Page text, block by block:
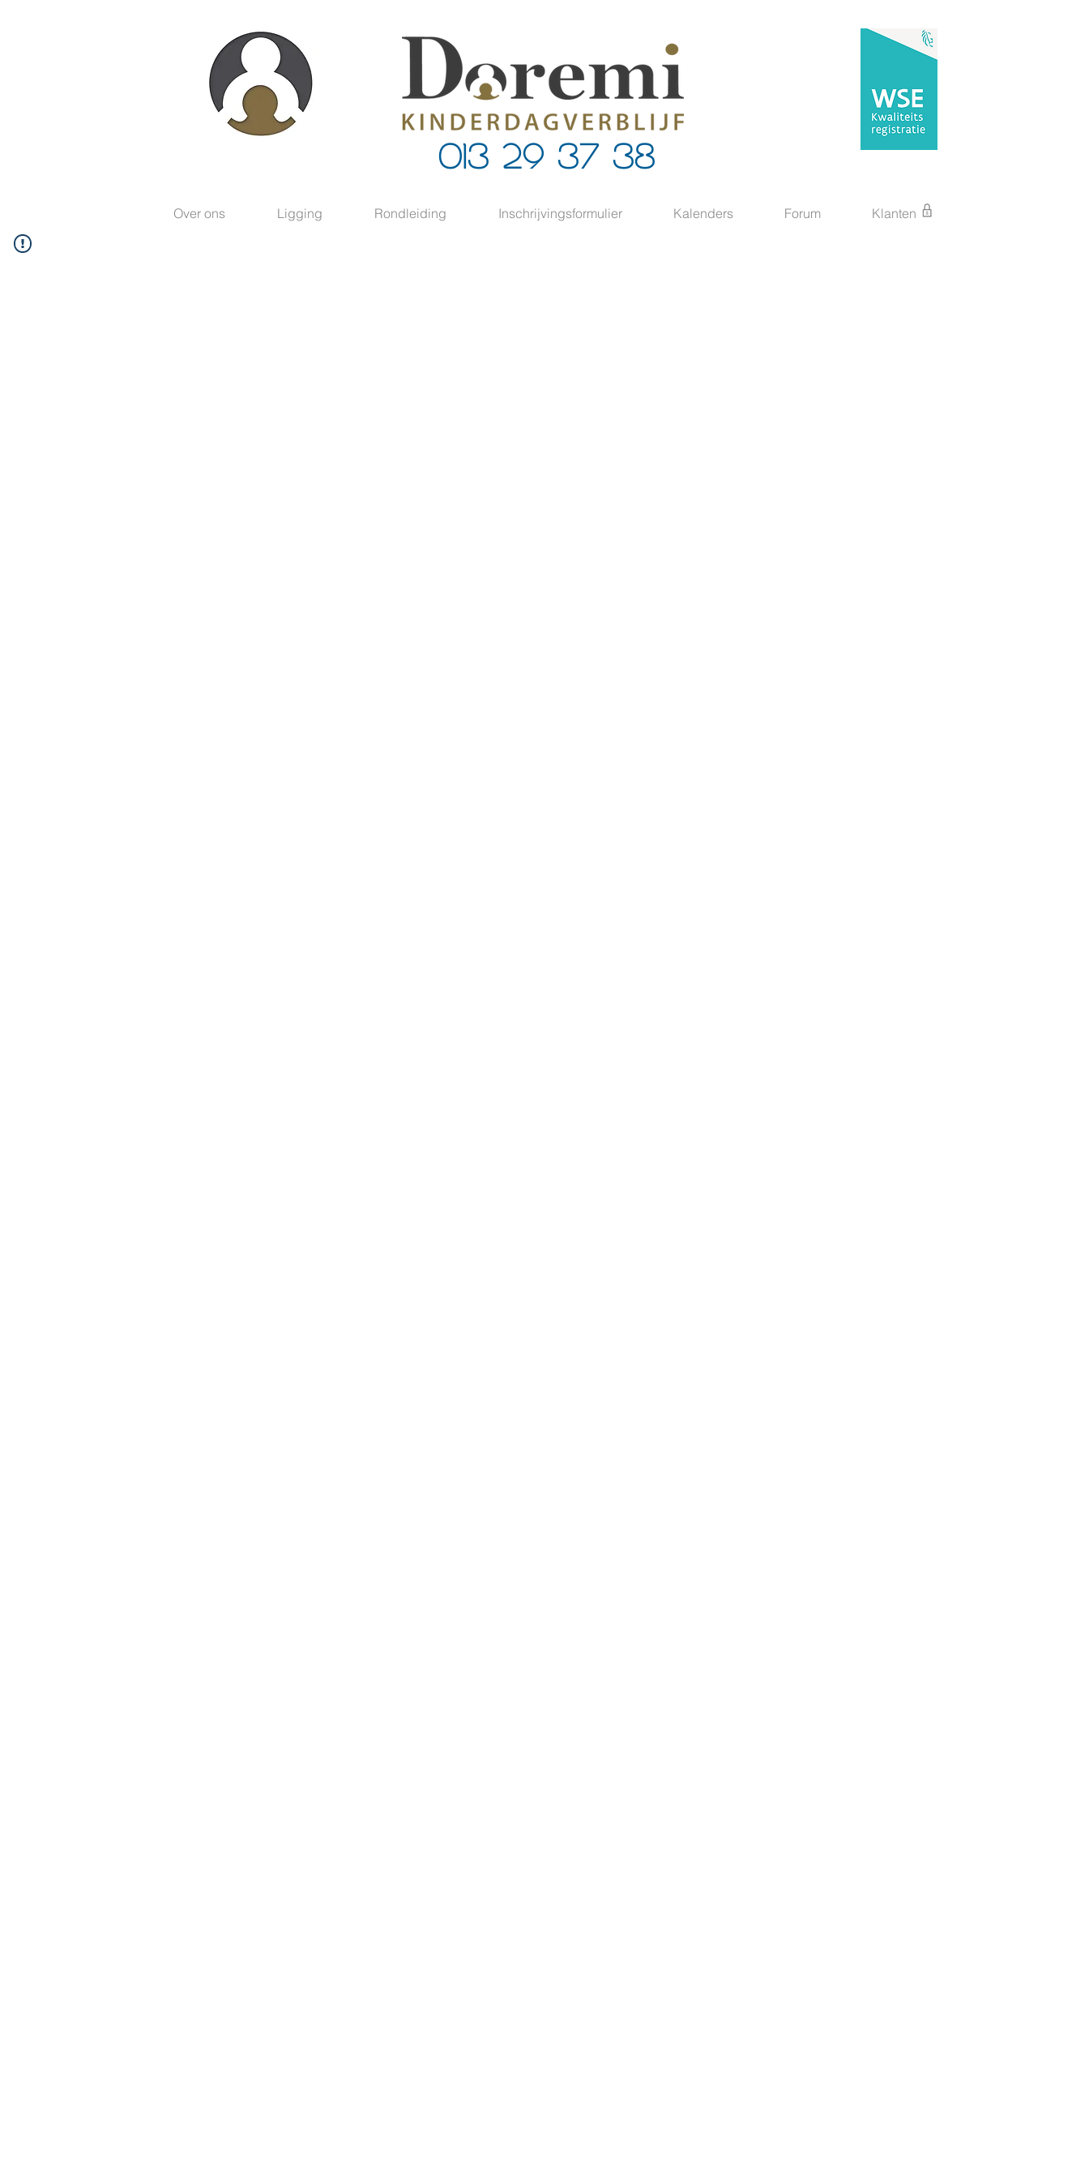
013 29 37 38
Over ons Ligging Rondleiding Inschrijvingsformulier Kalenders Forum Klanten